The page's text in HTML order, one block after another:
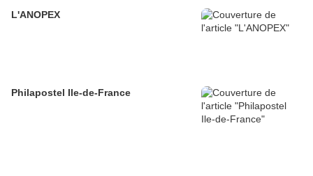
L'ANOPEX
Philapostel Ile-de-France